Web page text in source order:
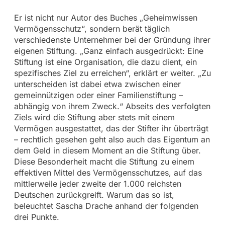
Er ist nicht nur Autor des Buches „Geheimwissen
Vermögensschutz“, sondern berät täglich
verschiedenste Unternehmer bei der Gründung ihrer
eigenen Stiftung. „Ganz einfach ausgedrückt: Eine
Stiftung ist eine Organisation, die dazu dient, ein
spezifisches Ziel zu erreichen“, erklärt er weiter. „Zu
unterscheiden ist dabei etwa zwischen einer
gemeinnützigen oder einer Familienstiftung –
abhängig von ihrem Zweck.“ Abseits des verfolgten
Ziels wird die Stiftung aber stets mit einem
Vermögen ausgestattet, das der Stifter ihr überträgt
– rechtlich gesehen geht also auch das Eigentum an
dem Geld in diesem Moment an die Stiftung über.
Diese Besonderheit macht die Stiftung zu einem
effektiven Mittel des Vermögensschutzes, auf das
mittlerweile jeder zweite der 1.000 reichsten
Deutschen zurückgreift. Warum das so ist,
beleuchtet Sascha Drache anhand der folgenden
drei Punkte.